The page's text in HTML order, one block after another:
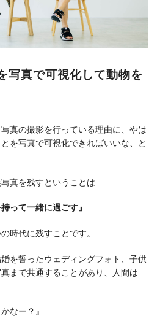
写真で可視化して動物を
真の撮影を行っている理由に、やは
を写真で可視化できればいいな、と
真を残すということは
って一緒に過ごす』
時代に残すことです。
を誓ったウェディングフォト、子供
まで共通することがあり、人間は
なー？』